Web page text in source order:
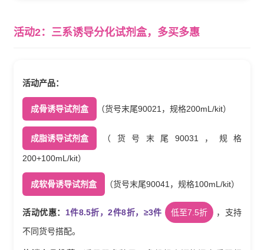
活动2：三系诱导分化试剂盒，多买多惠
活动产品：
成骨诱导试剂盒 （货号末尾90021，规格200mL/kit）
成脂诱导试剂盒 （货号末尾90031，规格
200+100mL/kit）
成软骨诱导试剂盒 （货号末尾90041，规格100mL/kit）
活动优惠： 1件8.5折，2件8折，≥3件 低至7.5折
，支持
不同货号搭配。